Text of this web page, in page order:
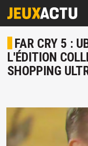
FAR CRY 5 :
L'ÉDITION
SHOPPING